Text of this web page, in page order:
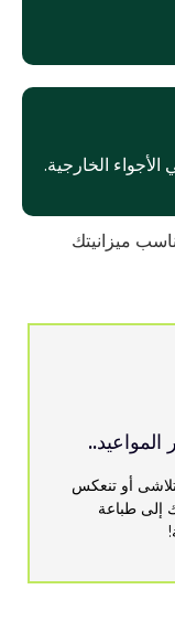
الخارجية.
ميزانيتك
المواعيد..
أو تنعكس
إلى طباعة